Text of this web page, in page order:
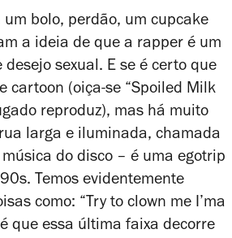
bolo, perdão, um cupcake
a ideia de que a rapper é um
sexual. E se é certo que
cartoon (oiça-se “Spoiled Milk
reproduz), mas há muito
larga e iluminada, chamada
do disco – é uma egotrip
Temos evidentemente
como: “Try to clown me I’ma
que essa última faixa decorre